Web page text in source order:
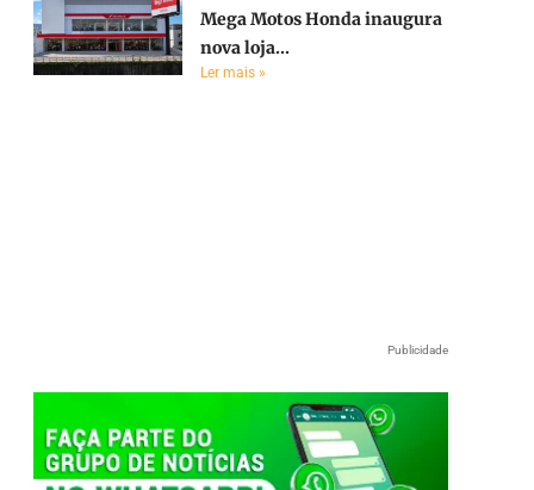
Mega Motos Honda inaugura
nova loja...
Ler mais »
Publicidade